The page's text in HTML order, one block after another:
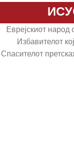
Еврејскиот народ
Избавителот
Спасителот